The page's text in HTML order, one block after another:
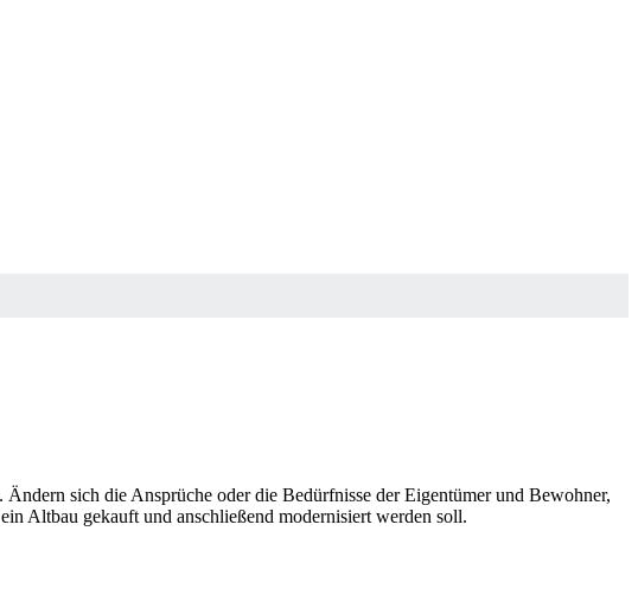
sich die Ansprüche oder die Bedürfnisse der Eigentümer und Bewohner,
Altbau gekauft und anschließend modernisiert werden soll.